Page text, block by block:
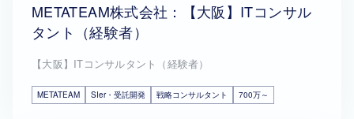
METATEAM株式会社：【大阪】ITコンサル
タント（経験者）
【大阪】ITコンサルタント（経験者）
METATEAM SIer・受託開発 戦略コンサルタント 700万～